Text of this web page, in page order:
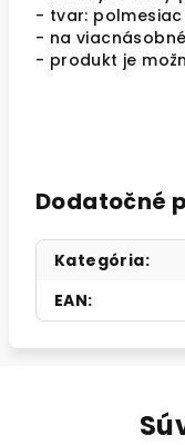
- tvar: polmesiac
- na
- produkt je
Dodatočné
Kategória:
EAN: